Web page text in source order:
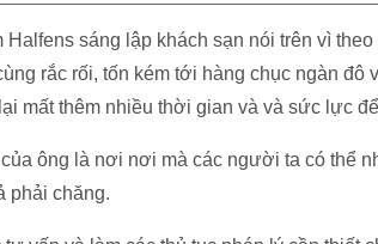
Halfens sáng lập khách sạn nói trên vì
rắc rối, tốn kém tới hàng chục ngàn
mất thêm nhiều thời gian và và sức lực
ông là nơi nơi mà các người ta có thể
phải chăng.